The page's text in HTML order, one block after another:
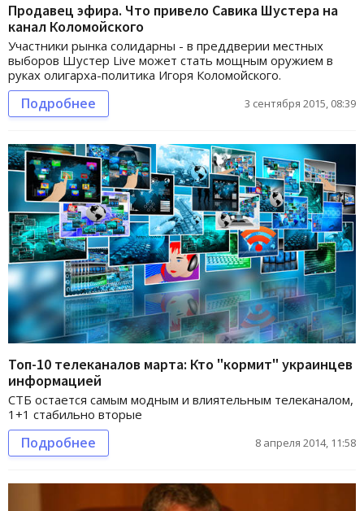
Продавец эфира. Что привело Савика Шустера на
канал Коломойского
Участники рынка солидарны - в преддверии местных
выборов Шустер Live может стать мощным оружием в
руках олигарха-политика Игоря Коломойского.
Подробнее 3 сентября 2015, 08:39
Топ-10 телеканалов марта: Кто "кормит" украинцев
информацией
СТБ остается самым модным и влиятельным телеканалом,
1+1 стабильно вторые
Подробнее 8 апреля 2014, 11:58